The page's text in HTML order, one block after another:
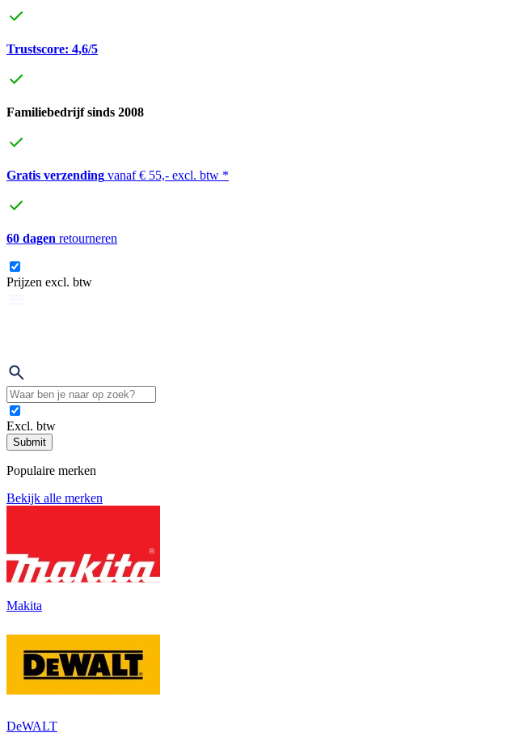
Trustscore: 4,6/5
Familiebedrijf sinds 2008
Gratis verzending vanaf € 55,- excl. btw *
60 dagen retourneren
Prijzen excl. btw
Excl. btw
Submit
Populaire merken
Bekijk alle merken
Makita
DeWALT